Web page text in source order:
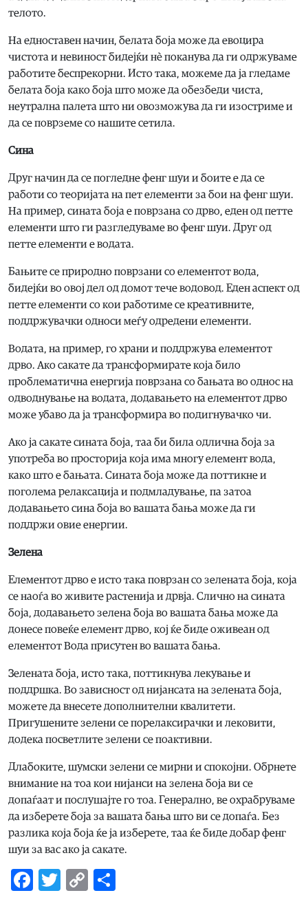
телото.
На едноставен начин, белата боја може да евоцира
чистота и невиност бидејќи нè поканува да ги одржуваме
работите беспрекорни. Исто така, можеме да ја гледаме
белата боја како боја што може да обезбеди чиста,
неутрална палета што ни овозможува да ги изостриме и
да се поврземе со нашите сетила.
Сина
Друг начин да се погледне фенг шуи и боите е да се
работи со теоријата на пет елементи за бои на фенг шуи.
На пример, сината боја е поврзана со дрво, еден од петте
елементи што ги разгледуваме во фенг шуи. Друг од
петте елементи е водата.
Бањите се природно поврзани со елементот вода,
бидејќи во овој дел од домот тече водовод. Еден аспект од
петте елементи со кои работиме се креативните,
поддржувачки односи меѓу одредени елементи.
Водата, на пример, го храни и поддржува елементот
дрво. Ако сакате да трансформирате која било
проблематична енергија поврзана со бањата во однос на
одводнување на водата, додавањето на елементот дрво
може убаво да ја трансформира во подигнувачко чи.
Ако ја сакате сината боја, таа би била одлична боја за
употреба во просторија која има многу елемент вода,
како што е бањата. Сината боја може да поттикне и
поголема релаксација и подмладување, па затоа
додавањето сина боја во вашата бања може да ги
поддржи овие енергии.
Зелена
Елементот дрво е исто така поврзан со зелената боја, која
се наоѓа во живите растенија и дрвја. Слично на сината
боја, додавањето зелена боја во вашата бања може да
донесе повеќе елемент дрво, кој ќе биде оживеан од
елементот Вода присутен во вашата бања.
Зелената боја, исто така, поттикнува лекување и
поддршка. Во зависност од нијансата на зелената боја,
можете да внесете дополнителни квалитети.
Пригушените зелени се порелаксирачки и лековити,
додека посветлите зелени се поактивни.
Длабоките, шумски зелени се мирни и спокојни. Обрнете
внимание на тоа кои нијанси на зелена боја ви се
допаѓаат и послушајте го тоа. Генерално, ве охрабруваме
да изберете боја за вашата бања што ви се допаѓа. Без
разлика која боја ќе ја изберете, таа ќе биде добар фенг
шуи за вас ако ја сакате.
Facebook
Twitter
Copy